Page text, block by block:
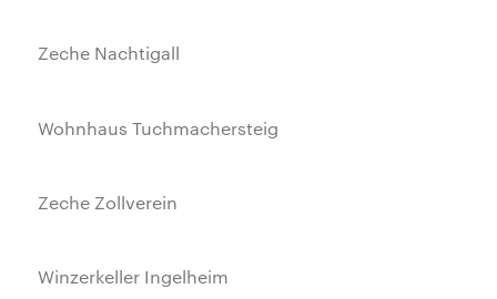
Zeche Nachtigall
Wohnhaus Tuchmachersteig
Zeche Zollverein
Winzerkeller Ingelheim